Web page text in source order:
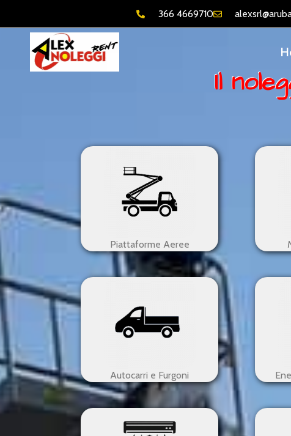
366 4669710
Il
Piattaforme Aeree
Autocarri e Furgoni